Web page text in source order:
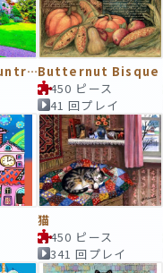
American countrysideButternut Bisque
450 ピース
41 回プレイ
猫
450 ピース
341 回プレイ